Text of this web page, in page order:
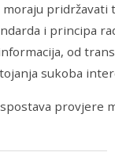
pridržavati
i principa
od
sukoba
provjere